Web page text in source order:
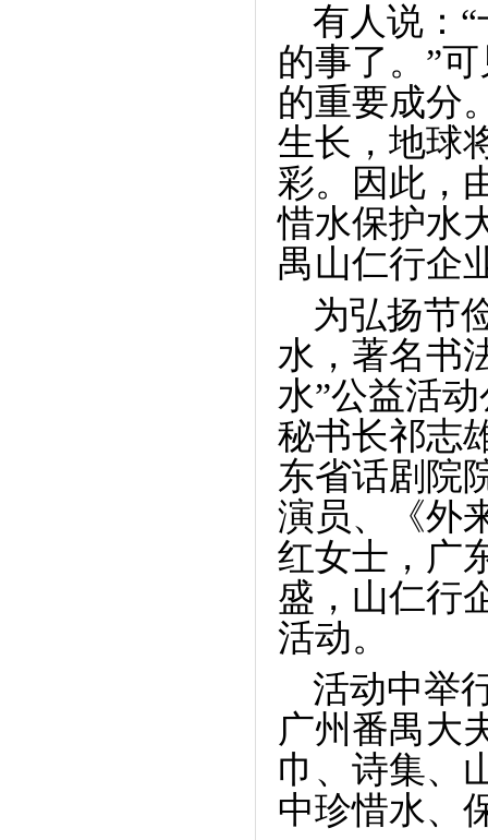
有人说：
的事了。”
的重要成分
生长，地球
彩。因此，
惜水保护水
禺山仁行企
为弘扬节
水，著名书
水”公益活
秘书长祁志
东省话剧院
演员、《外
红女士，广
盛，山仁行
活动。
活动中举
广州番禺大
巾、诗集、
中珍惜水、